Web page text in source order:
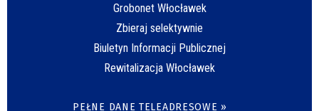
Grobonet Włocławek
Zbieraj selektywnie
Biuletyn Informacji Publicznej
Rewitalizacja Włocławek
PEŁNE DANE TELEADRESOWE »